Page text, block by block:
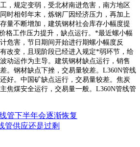
，规定变弱，受北材南进危害，南方地区
时相邻年末，炼钢厂因经济压力，再加上
量不断增加，建筑钢材社会库存小幅度提
格工作压力提升，缺点运行。*最近螺小幅
危害，节日期间开始进行期螺小幅度反
改变，且现阶段已经进入规定*弱环节，给
动运作为主导。建筑钢材缺点运行，销售
。钢材缺点下挫，交易量较差。L360N管线
好。中国矿缺点运行，交易量较差。焦炭
焦煤安全运行，交易量一般。L360N管线管
管下半年会逐渐恢复
管供应还是过剩